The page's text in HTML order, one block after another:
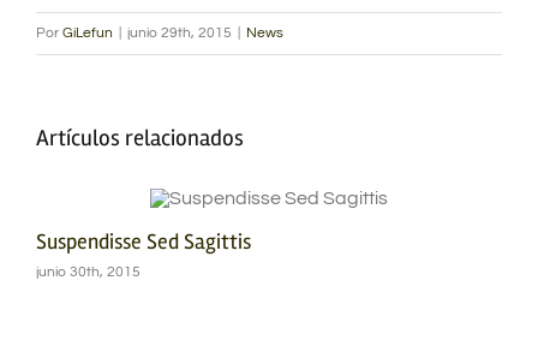
Por GiLefun junio 29th, 2015 News
Artículos relacionados
Suspendisse Sed Sagittis
junio 30th, 2015